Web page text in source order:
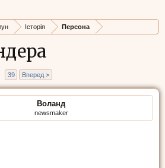
Історія Персона
39 Вперед >
Воланд
newsmaker